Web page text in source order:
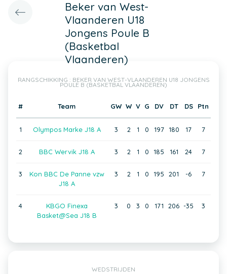
Beker van West-
Vlaanderen U18
Jongens Poule B
(Basketbal
Vlaanderen)
RANGSCHIKKING : BEKER VAN WEST-VLAANDEREN U18 JONGENS
POULE B (BASKETBAL VLAANDEREN)
# Team GW W V G DV DT DS Ptn
1 Olympos Marke J18 A 3 2 1 0 197 180 17 7
2 BBC Wervik J18 A 3 2 1 0 185 161 24 7
3
Kon BBC De Panne vzw
J18 A
3 2 1 0 195 201 -6 7
4
KBGO Finexa
Basket@Sea J18 B
3 0 3 0 171 206 -35 3
WEDSTRIJDEN